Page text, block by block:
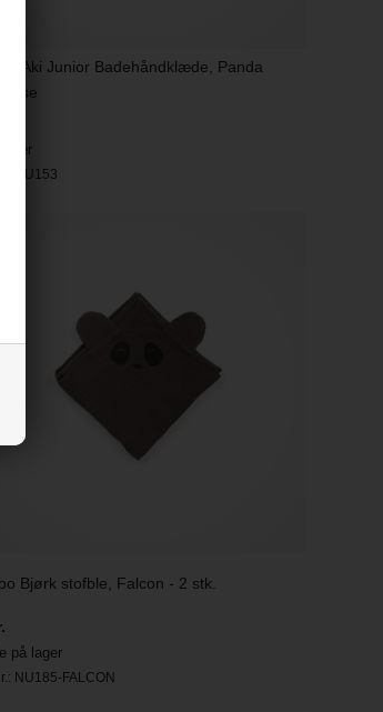
Aki Junior Badehåndklæde, Panda
lager
NU153
Bjørk stofble, Falcon - 2 stk.
på lager
NU185-FALCON